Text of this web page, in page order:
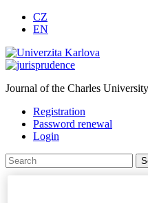
CZ
EN
Journal of the Charles
Registration
Password renewal
Login